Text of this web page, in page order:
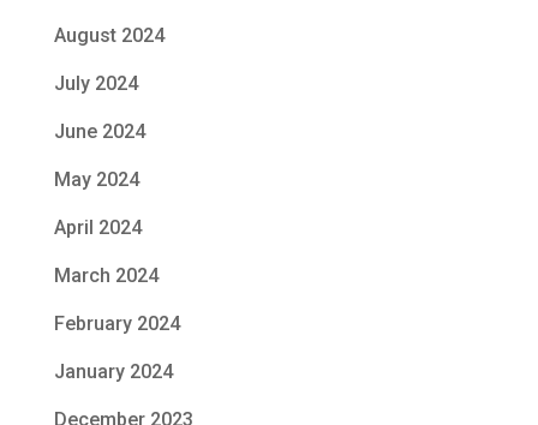
August 2024
July 2024
June 2024
May 2024
April 2024
March 2024
February 2024
January 2024
December 2023